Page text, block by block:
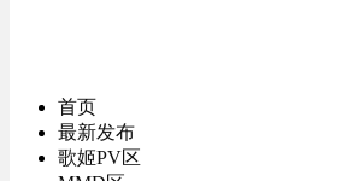
首页
最新发布
歌姬PV区